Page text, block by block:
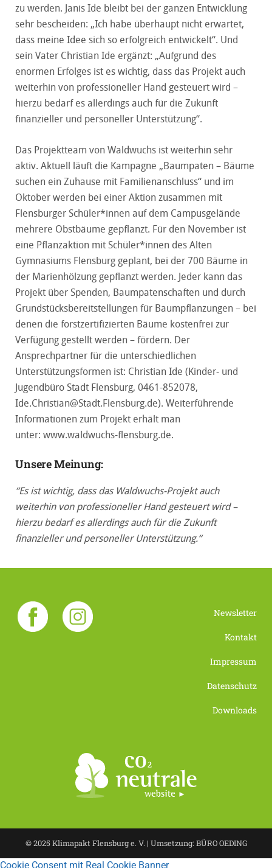
zu werden. Janis Ide bleibt bei der ganzen Entwicklung
sehr bescheiden: „Ich habe überhaupt nicht erwartet,
dass meine Idee sich so erfolgreich entwickelt“. Und
sein Vater Christian Ide ergänzt: „Aufgrund des
enormen Erfolges ist es wichtig, dass das Projekt auch
weiterhin von professioneller Hand gesteuert wird –
hierzu bedarf es allerdings auch für die Zukunft
finanzieller und personeller Unterstützung“.
Das Projektteam von Waldwuchs ist weiterhin sehr
aktiv. Aktuell läuft die Kampagne „Baumpaten – Bäume
suchen ein Zuhause mit Familienanschluss“ und im
Oktober werden bei einer Aktion zusammen mit
Flensburger Schüler*innen auf dem Campusgelände
mehrere Obstbäume gepflanzt. Für den November ist
eine Pflanzaktion mit Schüler*innen des Alten
Gymnasiums Flensburg geplant, bei der 700 Bäume in
der Marienhölzung gepflanzt werden. Jeder kann das
Projekt über Spenden, Baumpatenschaften und durch
Grundstücksbereitstellungen für Baumpflanzungen – bei
denen die forstzertifizierten Bäume kostenfrei zur
Verfügung gestellt werden – fördern. Der
Ansprechpartner für die unterschiedlichen
Unterstützungsformen ist: Christian Ide (Kinder- und
Jugendbüro Stadt Flensburg, 0461-852078,
Ide.Christian@Stadt.Flensburg.de). Weiterführende
Informationen zum Projekt erhält man
unter: www.waldwuchs-flensburg.de.
Unsere Meinung:
“Es ist wichtig, dass das Waldwuchs-Projekt auch
weiterhin von professioneller Hand gesteuert wird –
hierzu bedarf es allerdings auch für die Zukunft
finanzieller und personeller Unterstützung.“
Newsletter
Kontakt
Impressum
Datenschutz
Downloads
© 2025 Klimapakt Flensburg e. V. | Umsetzung: BÜRO OEDING
Cookie Consent mit Real Cookie Banner